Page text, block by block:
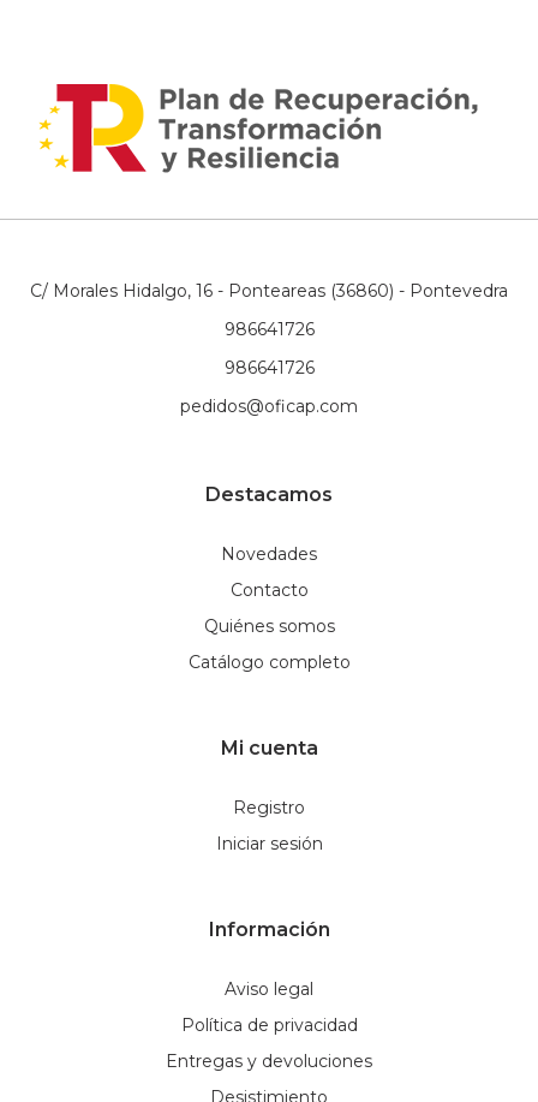
C/ Morales Hidalgo, 16 - Ponteareas (36860) - Pontevedra
986641726
986641726
pedidos@oficap.com
Destacamos
Novedades
Contacto
Quiénes somos
Catálogo completo
Mi cuenta
Registro
Iniciar sesión
Información
Aviso legal
Política de privacidad
Entregas y devoluciones
Desistimiento